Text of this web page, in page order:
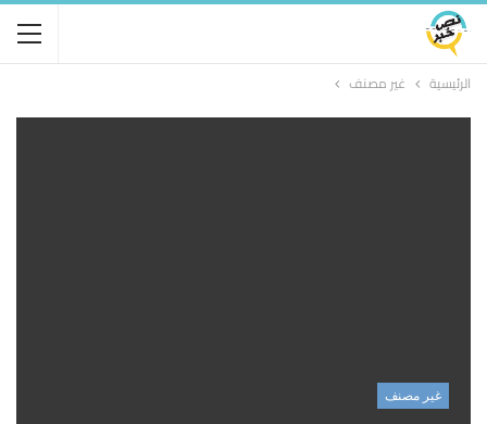
الرئيسية غير مصنف
غير مصنف